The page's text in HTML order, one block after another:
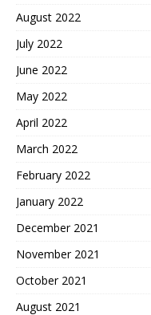
August 2022
July 2022
June 2022
May 2022
April 2022
March 2022
February 2022
January 2022
December 2021
November 2021
October 2021
August 2021